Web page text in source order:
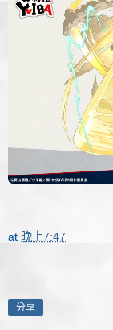
at 晚上7:47
分享